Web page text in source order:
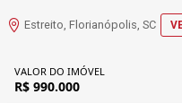
Estreito, Florianópolis, SC
VALOR DO IMÓVEL
R$ 990.000